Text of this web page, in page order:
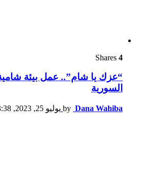
4
“عزك يا شام”.. عمل بيئة
السورية
by Dana Wahiba يوليو 25, 2023, 3:38 م